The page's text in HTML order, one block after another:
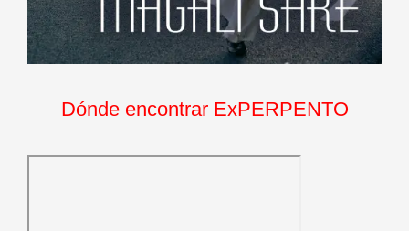
Dónde encontrar ExPERPENTO